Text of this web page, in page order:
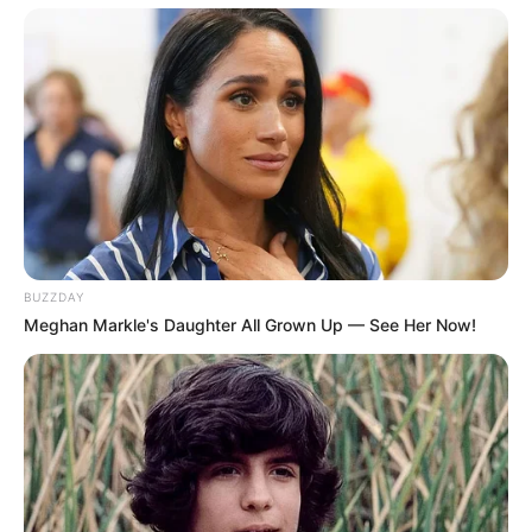
Max elérte a sírt, és teljes erejéből nekivetette magát a
koporsónak.
Mellső mancsai hangosan csapódtak a fehér fához.
– Állítsák meg! – kiáltotta valaki.
Thomas közelebb lépett.
– Max, ne!
De Max nem támadott.
Reszketett.
Az orrát a koporsó széléhez nyomta, majd olyan fájdalmas
hang tört fel belőle, hogy még a lelkész is elhallgatott.
Ez nem egyszerű nyüszítés volt.
BUZZDAY
Meghan Markle's Daughter All Grown Up — See Her Now!